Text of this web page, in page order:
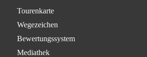
Tourenkarte
Wegezeichen
Bewertungssystem
Mediathek